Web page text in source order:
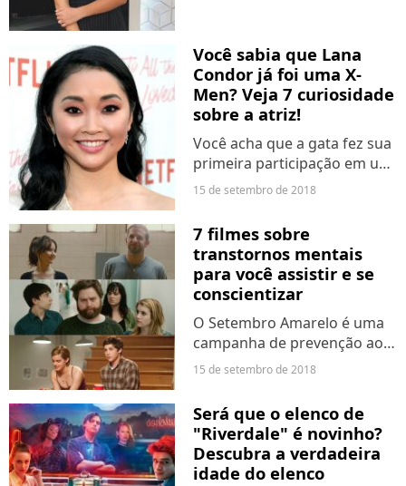
nas redes sociais e adora
divertir os fãs com...
Você sabia que Lana
Condor já foi uma X-
Men? Veja 7 curiosidade
sobre a atriz!
Você acha que a gata fez sua
primeira participação em um
filme só agora? Não mesmo.
tempo atuando nas telonas,
a atriz tem talentos que você
nem imagina....
15 de setembro de 2018
7 filmes sobre
transtornos mentais
para você assistir e se
conscientizar
O Setembro Amarelo é uma
campanha de prevenção ao
suicídio. Iniciada no Brasil em
da Associação Brasileira de
Psiquiatria (ABP), do
Conselho Federal de...
15 de setembro de 2018
Será que o elenco de
"Riverdale" é novinho?
Descubra a verdadeira
idade do elenco